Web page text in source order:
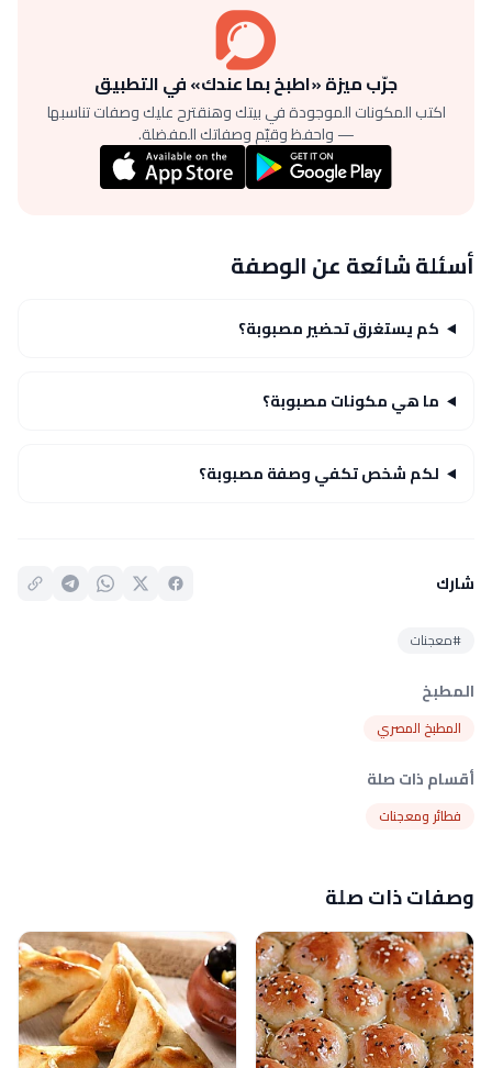
جرّب ميزة «اطبخ بما عندك» في التطبيق
اكتب المكونات الموجودة في بيتك وهنقترح عليك وصفات تناسبها
— واحفظ وقيّم وصفاتك المفضلة.
أسئلة شائعة عن الوصفة
كم يستغرق تحضير مصبوبة؟
ما هي مكونات مصبوبة؟
لكم شخص تكفي وصفة مصبوبة؟
شارك
#معجنات
المطبخ
المطبخ المصري
أقسام ذات صلة
فطائر ومعجنات
وصفات ذات صلة